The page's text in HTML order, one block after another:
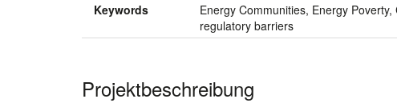
Keywords
Energy Communities, Energy
regulatory barriers
Projektbeschreibung